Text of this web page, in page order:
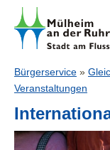
Bürgerservice »
Veranstaltungen